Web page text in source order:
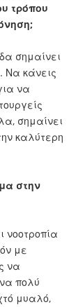
τρόπου
σημαίνει
Να κάνεις
να
σημαίνει
καλύτερη
στην
νοοτροπία
με
να
πολύ
μυαλό,